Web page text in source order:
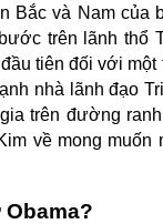
Bắc và Nam của
trên lãnh thổ
tiên đối với
nhà lãnh đạo
trên đường
về mong muốn